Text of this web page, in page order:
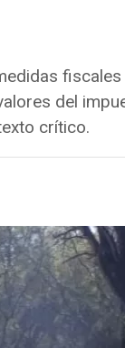
del
crítico.